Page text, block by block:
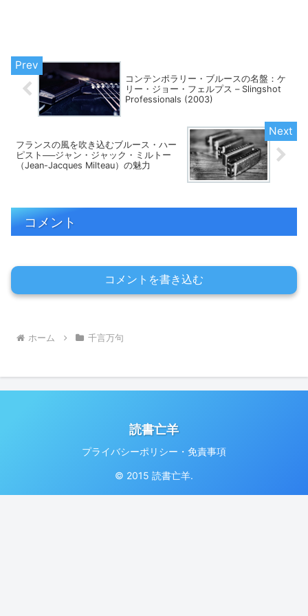
コンテンポラリー・ブルースの名盤：ケ
リー・ジョー・フェルプス – Slingshot
Professionals (2003)
フランスの風を吹き込むブルース・ハー
ピスト──ジャン・ジャック・ミルトー
（Jean-Jacques Milteau）の魅力
コメント
コメントを書き込む
ホーム 千言万句
読書亡羊
プライバシーポリシー・免責事項
© 2015 読書亡羊.